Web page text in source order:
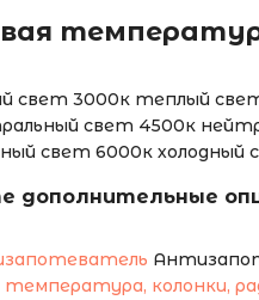
теплый
холодный
дополнительные